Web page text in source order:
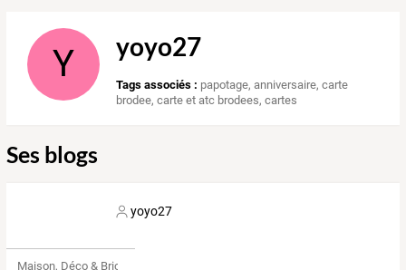
Y yoyo27
Tags associés : papotage,anniversaire,carte
brodee,carte et atc brodees,cartes
Ses blogs
yoyo27
Maison, Déco & Bricolage